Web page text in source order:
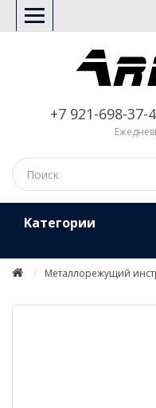
+7 921-698-37-
Kатегории
Металлорежущий